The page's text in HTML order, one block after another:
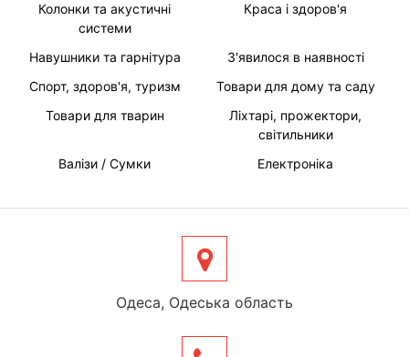
Колонки та акустичні
системи
Краса і здоров'я
Навушники та гарнітура
З'явилося в наявності
Спорт, здоров'я, туризм
Товари для дому та саду
Товари для тварин
Ліхтарі, прожектори,
світильники
Валізи / Сумки
Електроніка
Одеса, Одеська область